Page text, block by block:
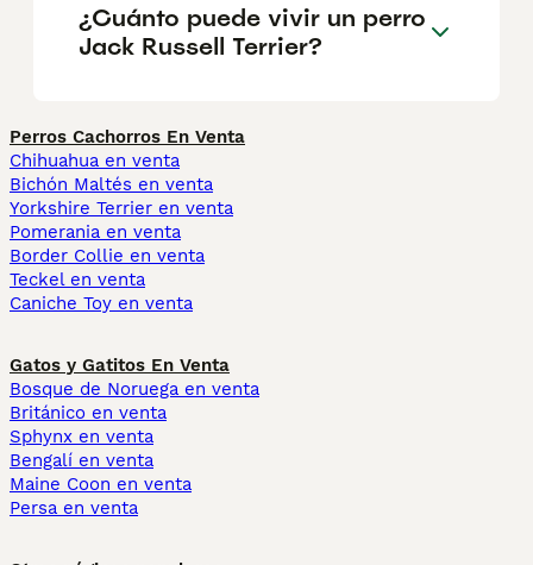
¿Cuánto puede vivir un perro
Jack Russell Terrier?
Perros Cachorros En Venta
Chihuahua en venta
Bichón Maltés en venta
Yorkshire Terrier en venta
Pomerania en venta
Border Collie en venta
Teckel en venta
Caniche Toy en venta
Gatos y Gatitos En Venta
Bosque de Noruega en venta
Británico en venta
Sphynx en venta
Bengalí en venta
Maine Coon en venta
Persa en venta